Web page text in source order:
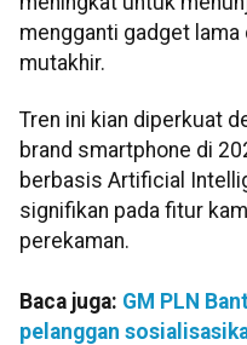
mengganti gadget lama
mutakhir.
Tren ini kian diperkuat
brand smartphone di
berbasis Artificial
signifikan pada fitur
perekaman.
Baca juga: GM PLN
pelanggan